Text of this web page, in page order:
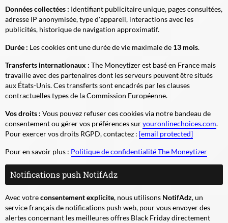
Données collectées : Identifiant publicitaire unique, pages consultées,
adresse IP anonymisée, type d'appareil, interactions avec les
publicités, historique de navigation approximatif.
Durée : Les cookies ont une durée de vie maximale de 13 mois.
Transferts internationaux : The Moneytizer est basé en France mais
travaille avec des partenaires dont les serveurs peuvent être situés
aux États-Unis. Ces transferts sont encadrés par les clauses
contractuelles types de la Commission Européenne.
Vos droits : Vous pouvez refuser ces cookies via notre bandeau de
consentement ou gérer vos préférences suryouronlinechoices.com.
Pour exercer vos droits RGPD, contactez : [email protected]
Pour en savoir plus : Politique de confidentialité The Moneytizer
Notifications push NotifAdz
Avec votreconsentement explicite, nous utilisons NotifAdz, un
service français de notifications push web, pour vous envoyer des
alertes concernant les meilleures offres Black Friday directement